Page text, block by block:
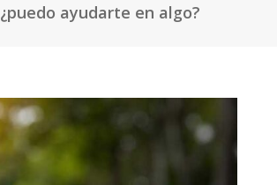
¿puedo ayudarte en algo?